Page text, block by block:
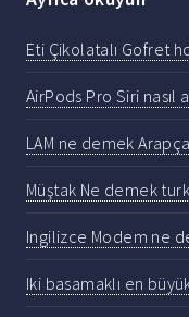
Eti Çikolatalı Gofret
AirPods Pro Siri nasıl
LAM ne demek
Müştak Ne demek
Ingilizce Modem ne
Iki basamaklı en